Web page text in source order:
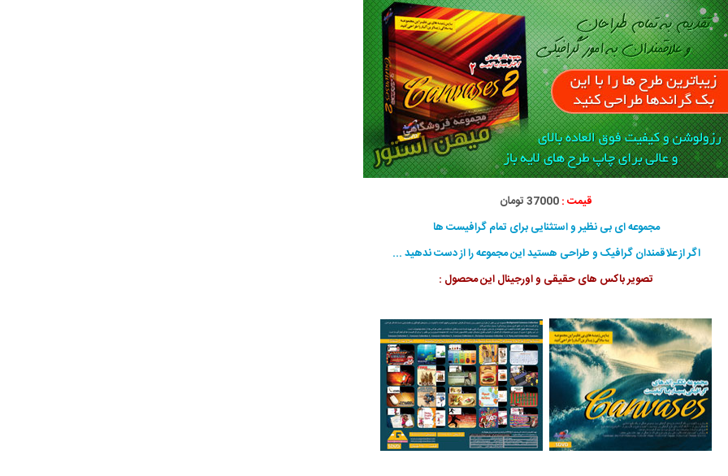
قیمت :37000 تومان
مجموعه ای بی نظیر و استثنایی برای تمام گرافیست ها
اگر از علاقمندان گرافیک و طراحی هستید این مجموعه را از دست ندهید ...
تصویر باکس های حقیقی و اورجینال این محصول :